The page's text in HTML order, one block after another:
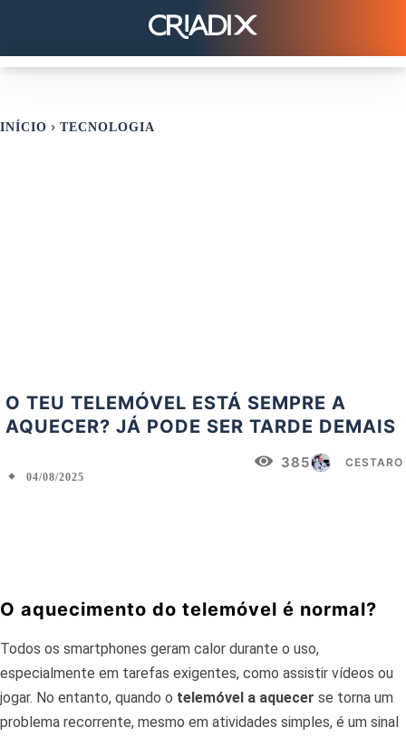
INÍCIO TECNOLOGIA
O TEU TELEMÓVEL ESTÁ SEMPRE A
AQUECER? JÁ PODE SER TARDE DEMAIS
CESTARO
04/08/2025
385
O aquecimento do telemóvel é normal?
Todos os smartphones geram calor durante o uso,
especialmente em tarefas exigentes, como assistir vídeos ou
jogar. No entanto, quando o telemóvel a aquecer se torna um
problema recorrente, mesmo em atividades simples, é um sinal